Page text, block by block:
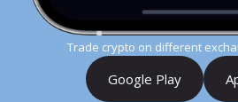
Trade crypto on different
Google Play